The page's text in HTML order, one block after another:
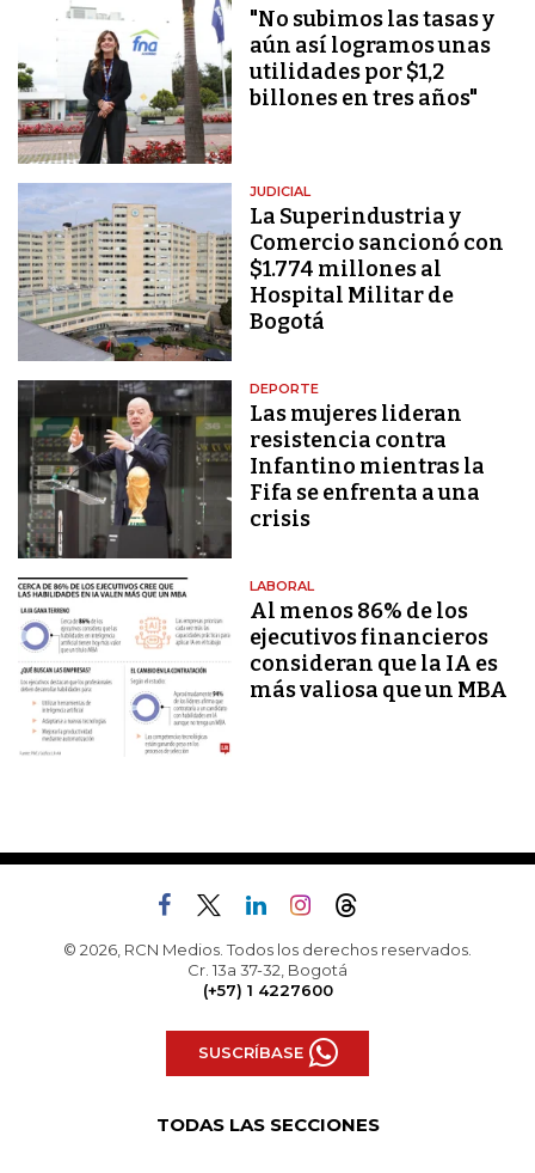
"No subimos las tasas y
aún así logramos unas
utilidades por $1,2
billones en tres años"
JUDICIAL
La Superindustria y
Comercio sancionó con
$1.774 millones al
Hospital Militar de
Bogotá
DEPORTE
Las mujeres lideran
resistencia contra
Infantino mientras la
Fifa se enfrenta a una
crisis
LABORAL
Al menos 86% de los
ejecutivos financieros
consideran que la IA es
más valiosa que un MBA
© 2026, RCN Medios. Todos los derechos reservados.
Cr. 13a 37-32, Bogotá
(+57) 1 4227600
SUSCRÍBASE
TODAS LAS SECCIONES